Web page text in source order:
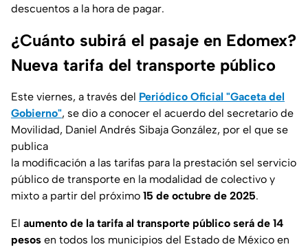
descuentos a la hora de pagar.
¿Cuánto subirá el pasaje en Edomex?
Nueva tarifa del transporte público
Este viernes, a través del Periódico Oficial "Gaceta del
Gobierno", se dio a conocer el acuerdo del secretario de
Movilidad, Daniel Andrés Sibaja González, por el que se
publica
la modificación a las tarifas para la prestación sel servicio
público de transporte en la modalidad de colectivo y
mixto a partir del próximo 15 de octubre de 2025.
El aumento de la tarifa al transporte público será de 14
pesos en todos los municipios del Estado de México en